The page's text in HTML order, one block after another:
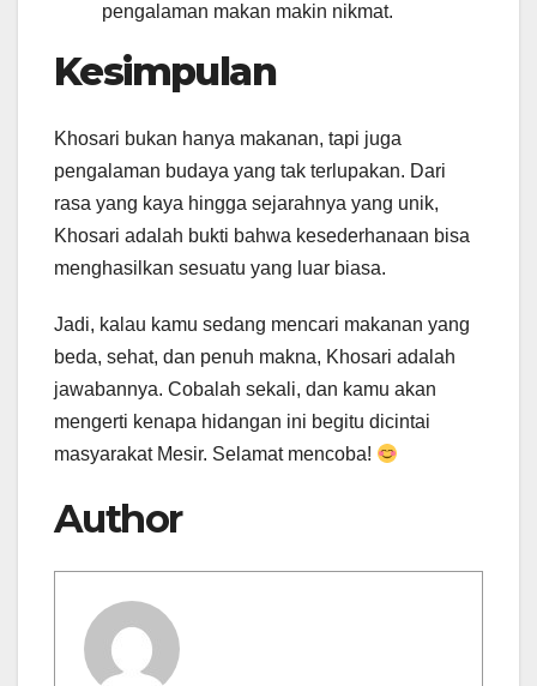
pengalaman makan makin nikmat.
Kesimpulan
Khosari bukan hanya makanan, tapi juga
pengalaman budaya yang tak terlupakan. Dari
rasa yang kaya hingga sejarahnya yang unik,
Khosari adalah bukti bahwa kesederhanaan bisa
menghasilkan sesuatu yang luar biasa.
Jadi, kalau kamu sedang mencari makanan yang
beda, sehat, dan penuh makna, Khosari adalah
jawabannya. Cobalah sekali, dan kamu akan
mengerti kenapa hidangan ini begitu dicintai
masyarakat Mesir. Selamat mencoba!
Author